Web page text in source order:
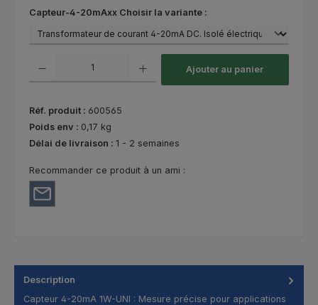
Sélectionnez
Capteur-4-20mAxx Choisir la variante :
Ajouter au panier
Réf. produit : 600565
Poids env : 0,17 kg
Délai de livraison : 1 - 2 semaines
Recommander ce produit à un ami :
Description
Capteur 4-20mA 1W-UNI : Mesure précise pour applications